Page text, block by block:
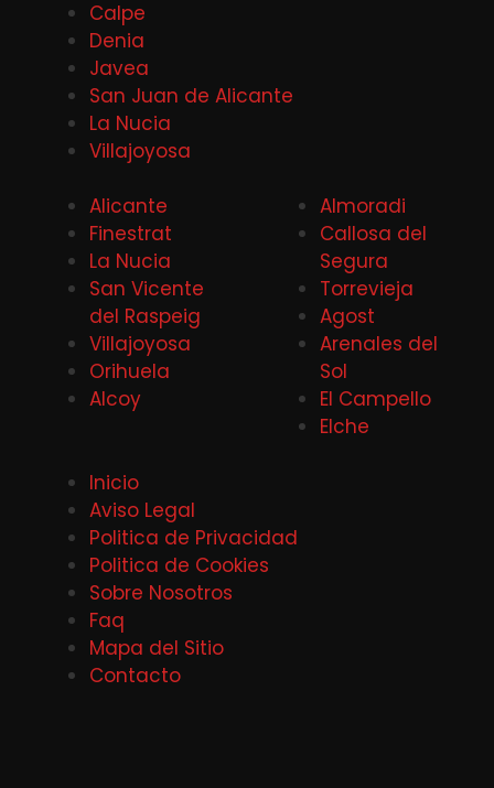
Calpe
Denia
Javea
San Juan de Alicante
La Nucia
Villajoyosa
Alicante
Finestrat
La Nucia
San Vicente
del Raspeig
Villajoyosa
Orihuela
Alcoy
Almoradi
Callosa del
Segura
Torrevieja
Agost
Arenales del
Sol
El Campello
Elche
Inicio
Aviso Legal
Politica de Privacidad
Politica de Cookies
Sobre Nosotros
Faq
Mapa del Sitio
Contacto